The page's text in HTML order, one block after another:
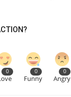
0 0
Funny
0
Angry